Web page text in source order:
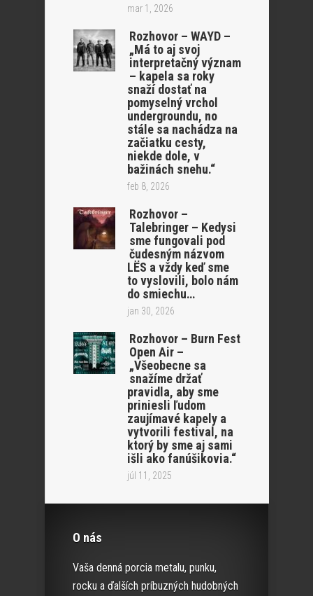
mar 1, 2026
Rozhovor – WAYD –
„Má to aj svoj
interpretačný význam
– kapela sa roky
snaží dostať na
pomyselný vrchol
undergroundu, no
stále sa nachádza na
začiatku cesty,
niekde dole, v
bažinách snehu.“
feb 8, 2026
Rozhovor –
Talebringer – Kedysi
sme fungovali pod
čudesným názvom
LËS a vždy keď sme
to vyslovili, bolo nám
do smiechu…
jan 30, 2026
Rozhovor – Burn Fest
Open Air –
„Všeobecne sa
snažíme držať
pravidla, aby sme
priniesli ľudom
zaujímavé kapely a
vytvorili festival, na
ktorý by sme aj sami
išli ako fanúšikovia.“
júl 11, 2025
O nás
Vaša denná porcia metalu, punku,
rocku a ďalších príbuzných hudobných